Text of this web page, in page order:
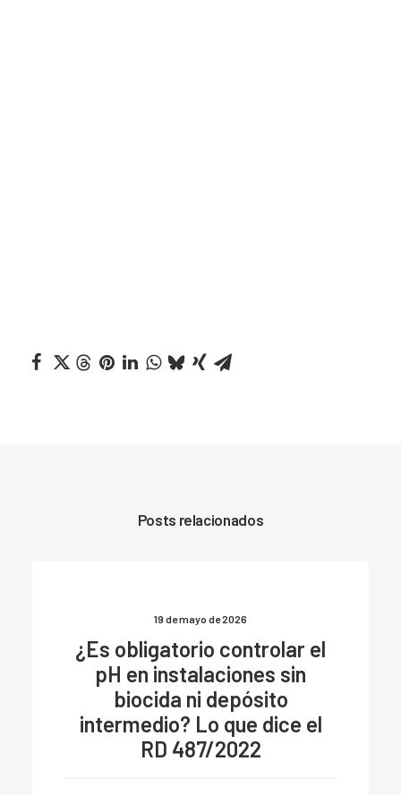
Posts relacionados
19 de mayo de 2026
¿Es obligatorio controlar el
pH en instalaciones sin
biocida ni depósito
intermedio? Lo que dice el
RD 487/2022